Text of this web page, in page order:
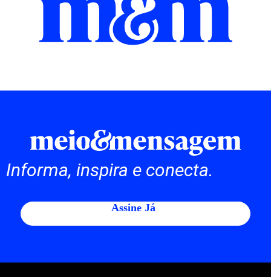
Informa, inspira e conecta.
Assine Já